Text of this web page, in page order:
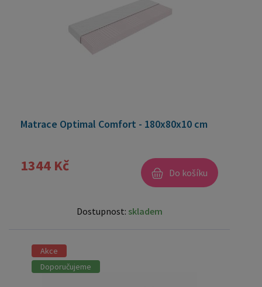
Matrace Optimal Comfort - 180x80x10 cm
1344 Kč Do košíku
Dostupnost: skladem
Akce
Doporučujeme